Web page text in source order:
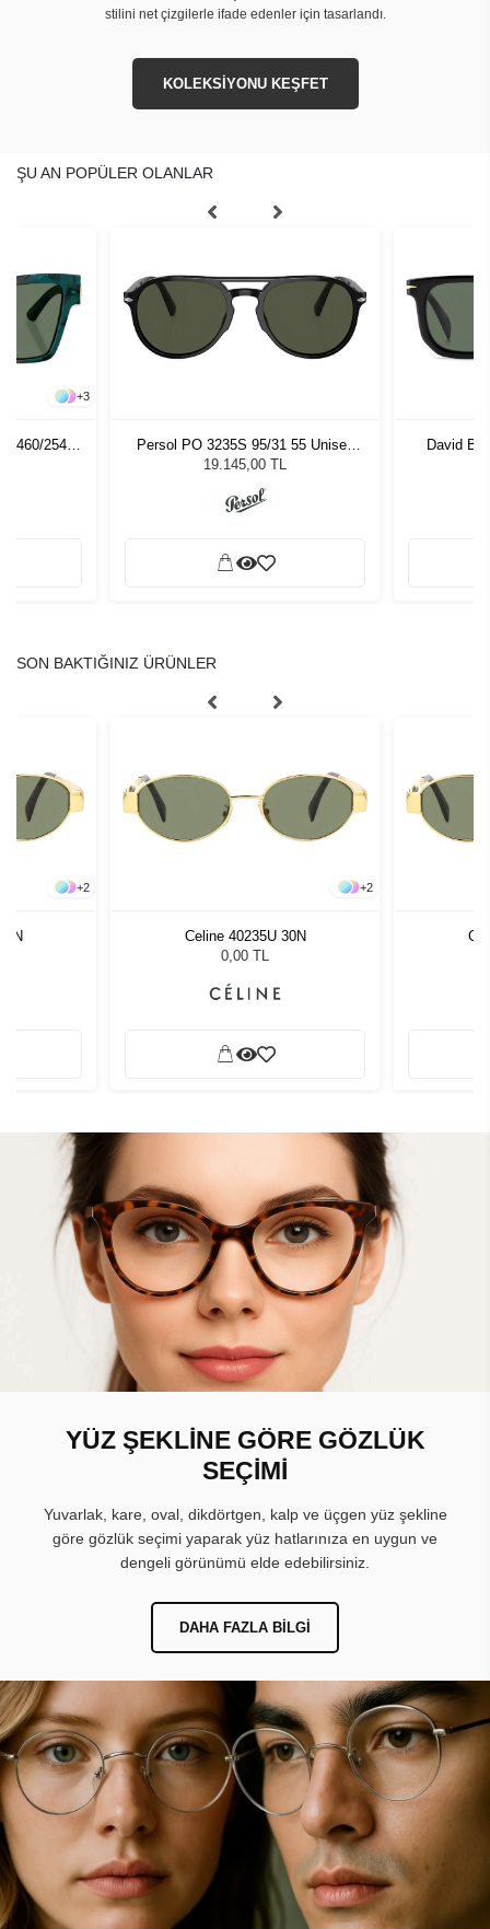
stilini net çizgilerle ifade edenler için tasarlandı.
KOLEKSİYONU KEŞFET
ŞU AN POPÜLER OLANLAR
+3
3460/254
Persol PO 3235S 95/31 55 Unisex
Güneş Gözlüğü
19.145,00 TL
David
SON BAKTIĞINIZ ÜRÜNLER
+2 +2
Celine 40235U 30N
0,00 TL
YÜZ ŞEKLİNE GÖRE GÖZLÜK
SEÇİMİ
Yuvarlak, kare, oval, dikdörtgen, kalp ve üçgen yüz şekline
göre gözlük seçimi yaparak yüz hatlarınıza en uygun ve
dengeli görünümü elde edebilirsiniz.
DAHA FAZLA BILGI